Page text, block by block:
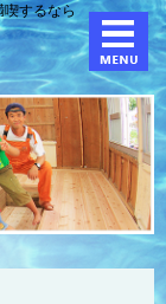
喫するなら